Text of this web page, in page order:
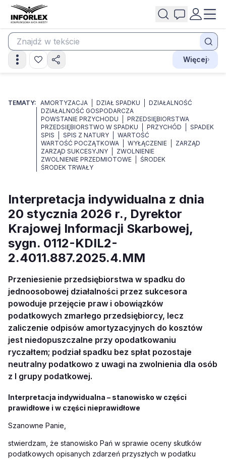
Więcej
TEMATY: AMORTYZACJA DZIAŁ SPADKU
DZIAŁALNOŚĆ
DZIAŁALNOŚĆ GOSPODARCZA
POWSTANIE PRZYCHODU
PRZEDSIĘBIORSTWA
PRZEDSIĘBIORSTWO W SPADKU
PRZYCHÓD
SPADEK
SPIS
SPIS Z NATURY
WARTOŚĆ
WARTOŚĆ POCZĄTKOWA
WYŁĄCZENIE
ZARZĄD
ZARZĄD SUKCESYJNY
ZWOLNIENIE
ZWOLNIENIE PRZEDMIOTOWE
ŚRODEK
ŚRODEK TRWAŁY
Interpretacja indywidualna z dnia
20 stycznia 2026 r., Dyrektor
Krajowej Informacji Skarbowej,
sygn. 0112-KDIL2-
2.4011.887.2025.4.MM
Przeniesienie przedsiębiorstwa w spadku do
jednoosobowej działalności przez sukcesora
powoduje przejęcie praw i obowiązków
podatkowych zmarłego przedsiębiorcy, lecz
zaliczenie odpisów amortyzacyjnych do kosztów
jest niedopuszczalne przy opodatkowaniu
ryczałtem; podział spadku bez spłat pozostaje
neutralny podatkowo z uwagi na zwolnienia dla osób
z I grupy podatkowej.
Interpretacja indywidualna – stanowisko w części
prawidłowe i w części nieprawidłowe
Szanowne Panie,
stwierdzam, że stanowisko Pań w sprawie oceny skutków
podatkowych opisanych zdarzeń przyszłych w podatku